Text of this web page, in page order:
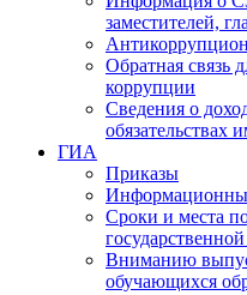
заместителей,
Обратная связь
коррупции
Сведения о
обязательствах
ГИА
Приказы
Сроки и места
Вниманию
обучающихся